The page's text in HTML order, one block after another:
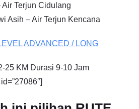
Terjun Cidulang
Asih – Air Terjun Kencana
ADVANCED / LONG
25 KM Durasi 9-10 Jam